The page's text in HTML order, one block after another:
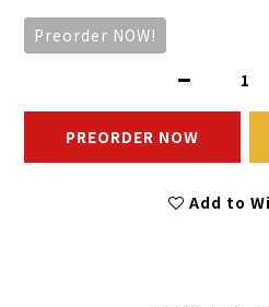
Preorder NOW!
PREORDER NOW
Add to